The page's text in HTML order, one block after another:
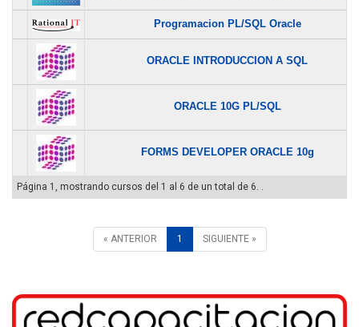
Programacion PL/SQL Oracle
ORACLE INTRODUCCION A SQL
ORACLE 10G PL/SQL
FORMS DEVELOPER ORACLE 10g
Página 1, mostrando cursos del 1 al 6 de un total de 6. .
« ANTERIOR 1 SIGUIENTE »